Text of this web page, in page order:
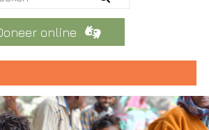
online